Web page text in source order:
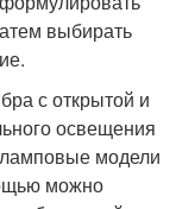
выбирать
с открытой и
освещения
модели
можно